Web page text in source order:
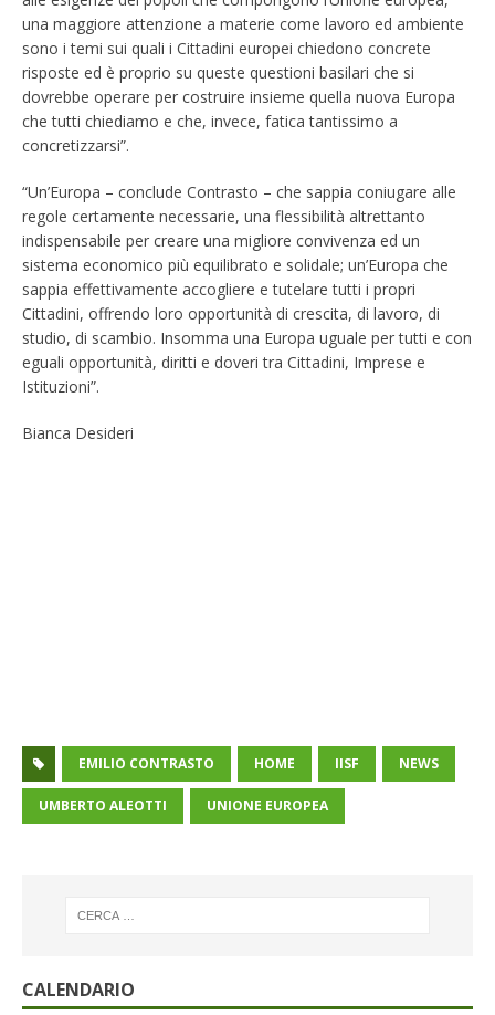
una maggiore attenzione a materie come lavoro ed ambiente
sono i temi sui quali i Cittadini europei chiedono concrete
risposte ed è proprio su queste questioni basilari che si
dovrebbe operare per costruire insieme quella nuova Europa
che tutti chiediamo e che, invece, fatica tantissimo a
concretizzarsi”.
“Un’Europa – conclude Contrasto – che sappia coniugare alle
regole certamente necessarie, una flessibilità altrettanto
indispensabile per creare una migliore convivenza ed un
sistema economico più equilibrato e solidale; un’Europa che
sappia effettivamente accogliere e tutelare tutti i propri
Cittadini, offrendo loro opportunità di crescita, di lavoro, di
studio, di scambio. Insomma una Europa uguale per tutti e con
eguali opportunità, diritti e doveri tra Cittadini, Imprese e
Istituzioni”.
Bianca Desideri
EMILIO CONTRASTO HOME IISF NEWS
UMBERTO ALEOTTI UNIONE EUROPEA
CALENDARIO